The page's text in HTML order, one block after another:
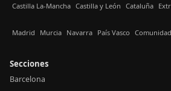
Castilla La-Mancha Castilla y León Cataluña
Madrid Murcia Navarra País Vasco
Secciones
Barcelona